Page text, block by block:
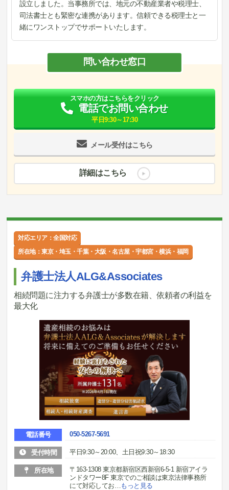
設立しました。当事務所では、地元の不動産業者や税理士、
司法書士とも緊密な連携があります。信頼できる税理士と一
緒にワンストップでサポートいたします。
問い合わせ窓口
メール受付はこちら
スマホの方はこちらをクリック
電話でお問い合わせ
平日9:30～17:30
詳細はこちら
対応エリア：全国対応
所在地：東京・埼玉・千葉・大阪・名古屋・宇都宮・横浜・福岡
弁護士法人ALG&Associates
相続問題に注力する弁護士が多数在籍、依頼者の利益を
最大化
電話番号 050-5267-5691
受付時間 平日9:30～20:00、土日祝9:30～18:30
所在地
〒163-1308 東京都新宿区西新宿6-5-1 新宿アイラ
ンドタワー8F 東京でのご相談は東京法律事務所
にて対応してお
もっと見る